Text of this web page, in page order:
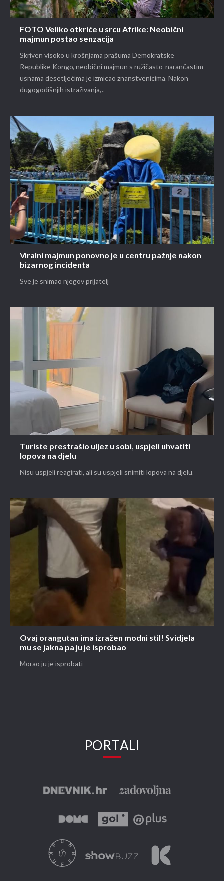
FOTO Veliko otkriće u srcu Afrike: Neobični
majmun postao senzacija
Skriven visoko u krošnjama prašuma Demokratske
Republike Kongo, neobični majmun s ružičasto-narančastim
usnama desetljećima je izmicao znanstvenicima. Nakon
dugogodišnjih istraživanja,...
Viralni majmun ponovno je u centru pažnje nakon
bizarnog incidenta
Sve je snimao njegov prijatelj
Turiste prestrašio uljez u sobi, uspjeli uhvatiti
lopova na djelu
Nisu uspjeli reagirati, ali su uspjeli snimiti lopova na djelu.
Ovaj orangutan ima izražen modni stil! Svidjela
mu se jakna pa ju je isprobao
Morao ju je isprobati
PORTALI